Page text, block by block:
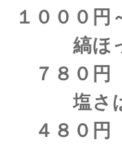
１０００円
縞ほ
７８０円
塩
４８０円